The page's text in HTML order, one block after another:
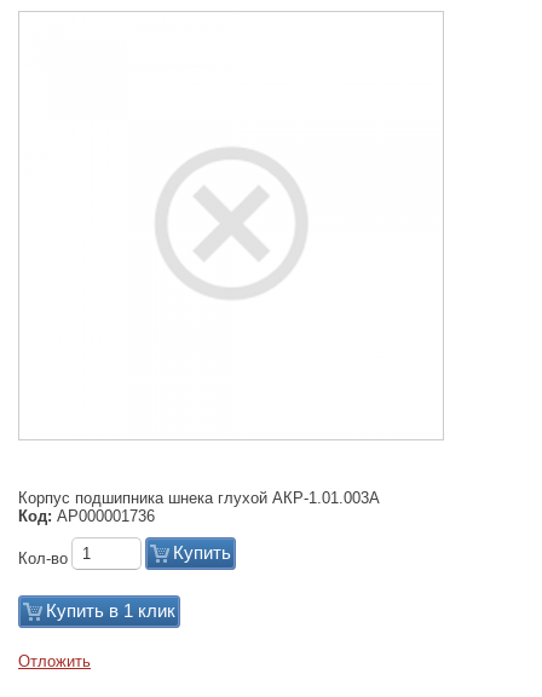
Корпус подшипника шнека глухой АКР-1.01.003А
Код: АР000001736
Кол-во Купить
Купить в 1 клик
Отложить